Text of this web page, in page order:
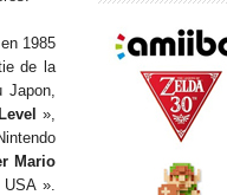
1985
de la
»,
Mario
».